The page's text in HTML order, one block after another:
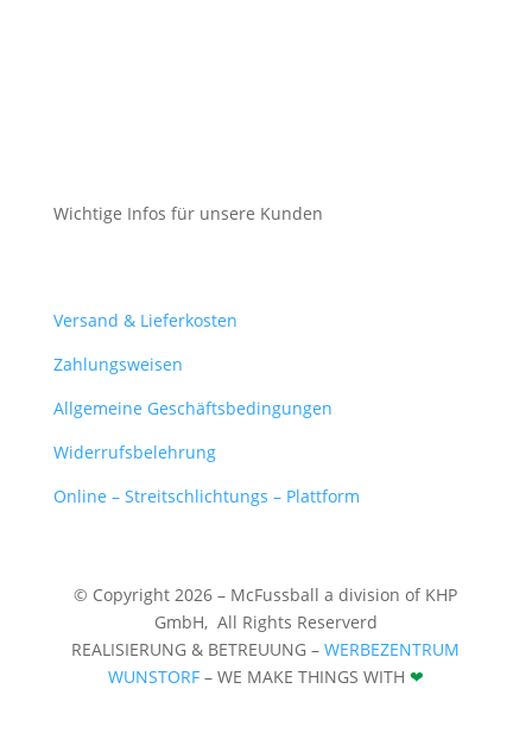
Wichtige Infos für unsere Kunden
Versand & Lieferkosten
Zahlungsweisen
Allgemeine Geschäftsbedingungen
Widerrufsbelehrung
Online – Streitschlichtungs – Plattform
© Copyright 2026 – McFussball a division of KHP
GmbH, All Rights Reserverd
REALISIERUNG & BETREUUNG –WERBEZENTRUM
WUNSTORF– WE MAKE THINGS WITH ❤